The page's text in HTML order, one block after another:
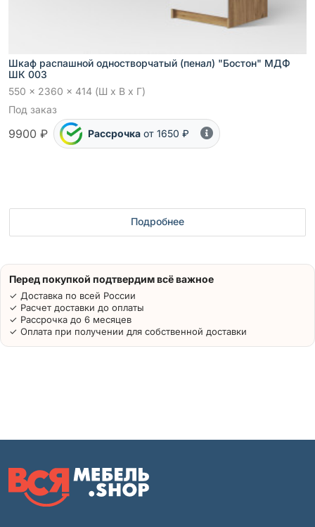
Шкаф распашной одностворчатый (пенал) "Бостон" МДФ
ШК 003
550 x 2360 x 414 (Ш x В x Г)
Под заказ
9900 ₽ Рассрочка от 1650 ₽
Подробнее
Перед покупкой подтвердим всё важное
✓ Доставка по всей России
✓ Расчет доставки до оплаты
✓ Рассрочка до 6 месяцев
✓ Оплата при получении для собственной доставки